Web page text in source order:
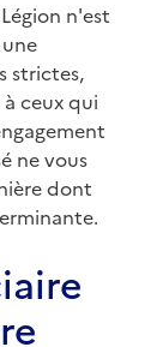
n'est
strictes,
ceux qui
ne vous
dont